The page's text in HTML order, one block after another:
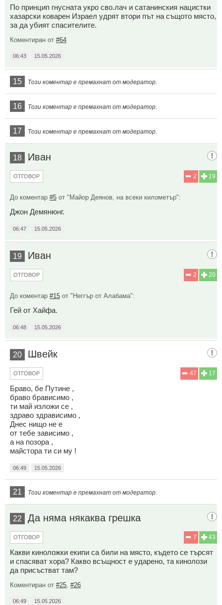
По принцип гнусната укро сво.лач и сатанинския нацистки
хазарски коварен Израел удрят втори път на същото място,
за да убият спасителите.
Коментиран от #64
06:43 15.05.2026
15 Този коментар е премахнат от модератор.
16 Този коментар е премахнат от модератор.
17 Този коментар е премахнат от модератор.
18 Иван
19
2
ОТГОВОР
До коментар #5 от "Майор Деянов, на всеки километър":
Джон Демянюнг.
06:47 15.05.2026
19 Иван
20
2
ОТГОВОР
До коментар #15 от "Неггър от Алабама":
Гей от Хайфа.
06:48 15.05.2026
20 Швейк
17
47
ОТГОВОР
Браво, бе Путине ,
браво брависимо ,
ти май изложи се ,
здраво здрависимо ,
Днес нищо не е
от тебе зависимо ,
а на позора ,
майстора ти си му !
06:49 15.05.2026
21 Този коментар е премахнат от модератор.
22 Да няма някаква грешка
43
7
ОТГОВОР
Какви киноложки екипи са били на място, където се търсят
и спасяват хора? Какво всъщност е ударено, та кинолози
да присъстват там?
Коментиран от #25, #26
06:49 15.05.2026